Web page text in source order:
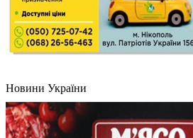
Новини України